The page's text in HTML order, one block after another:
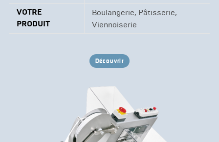
VOTRE
PRODUIT
Boulangerie, Pâtisserie,
Viennoiserie
Découvrir